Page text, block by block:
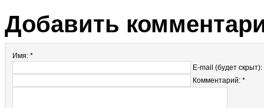
Добавить
Имя: *
E-mail (будет скрыт):
Комментарий: *